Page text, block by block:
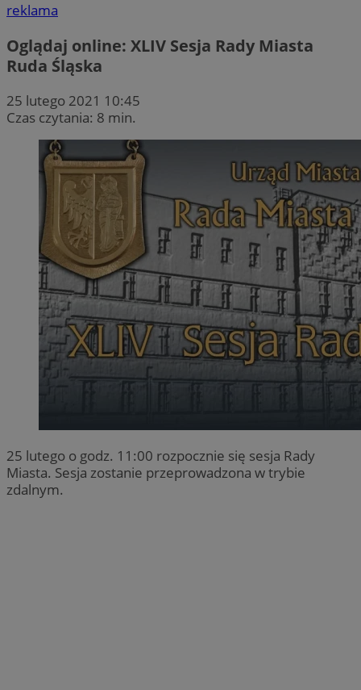
reklama
Oglądaj online: XLIV Sesja Rady Miasta
Ruda Śląska
25 lutego 2021 10:45
Czas czytania: 8 min.
25 lutego o godz. 11:00 rozpocznie się sesja Rady
Miasta. Sesja zostanie przeprowadzona w trybie
zdalnym.